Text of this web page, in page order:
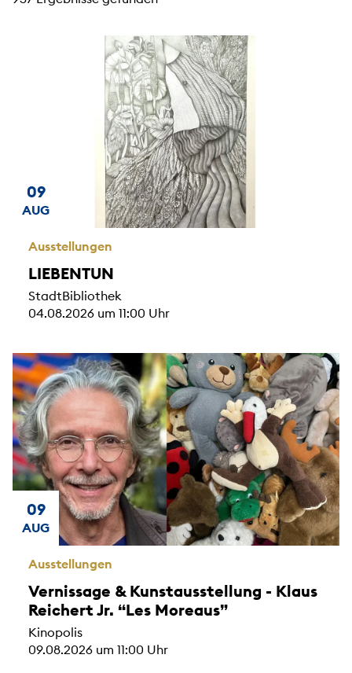
Ausstellungen
LIEBENTUN
StadtBibliothek
04.08.2026 um 11:00 Uhr
09
AUG
Ausstellungen
Vernissage & Kunstausstellung - Klaus
Reichert Jr. “Les Moreaus”
Kinopolis
09.08.2026 um 11:00 Uhr
09
AUG